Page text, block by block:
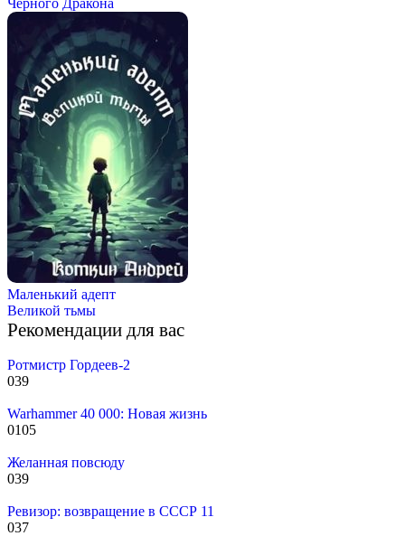
Черного Дракона
Маленький адепт
Великой тьмы
Рекомендации для вас
Ротмистр Гордеев-2
039
Warhammer 40 000: Новая жизнь
0105
Желанная повсюду
039
Ревизор: возвращение в СССР 11
037